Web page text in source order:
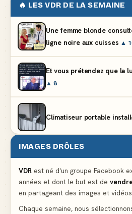
🔥 LES VDR DE LA SEMAINE
Une femme blonde
ligne noire aux cuisses ▲
Et vous prétendez que la
▲ 8
Climatiseur portable
Le problème cardiaque
La voisine en bikini pour
pelouse
IMAGES DRÔLES
VDR est né d'un groupe Facebook
années et dont le but est de
en partageant des images et
Chaque semaine, nous